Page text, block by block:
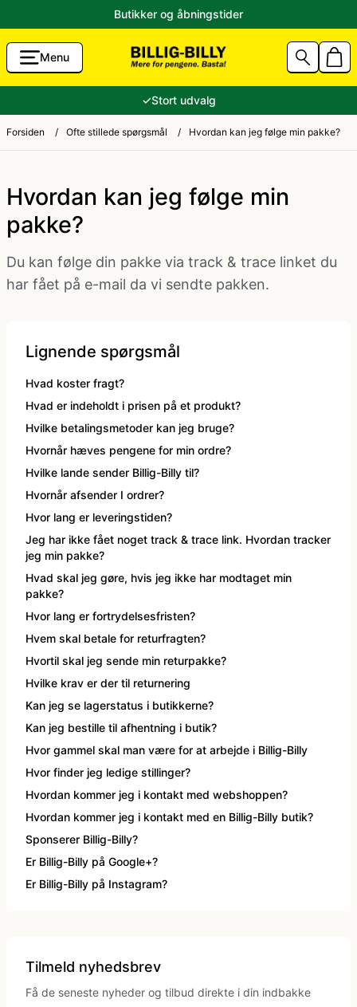
Butikker og åbningstider
Menu
✓Stort udvalg
Andre kostumer
Brandmand kostume
Cheerleader kostume
Dyrekostume
Farvede kontaktlinser
Gatsby tøj og Gangster kostume
Græsk gud kostume
Hatte og masker
Hawaii skjorte og kostumer
Hippie tøj
Klovne kostume
Kostume-tilbehør (andet)
Matros, kaptajn og pilot kostume
Nonne, præste, munke kostumer
Sidste skoledag kostume
Halloween 2026 - Halloween kostume og pynt
Konfirmation
Nytår
Påske
Sommer
- billige LED lyskæder
Forsiden / Ofte stillede spørgsmål / Hvordan kan jeg følge min pakke?
Hvordan kan jeg følge min
pakke?
Du kan følge din pakke via track & trace linket du
har fået på e-mail da vi sendte pakken.
Lignende spørgsmål
Hvad koster fragt?
Hvad er indeholdt i prisen på et produkt?
Hvilke betalingsmetoder kan jeg bruge?
Hvornår hæves pengene for min ordre?
Hvilke lande sender Billig-Billy til?
Hvornår afsender I ordrer?
Hvor lang er leveringstiden?
Jeg har ikke fået noget track & trace link. Hvordan tracker
jeg min pakke?
Hvad skal jeg gøre, hvis jeg ikke har modtaget min
pakke?
Hvor lang er fortrydelsesfristen?
Hvem skal betale for returfragten?
Hvortil skal jeg sende min returpakke?
Hvilke krav er der til returnering
Kan jeg se lagerstatus i butikkerne?
Kan jeg bestille til afhentning i butik?
Hvor gammel skal man være for at arbejde i Billig-Billy
Hvor finder jeg ledige stillinger?
Hvordan kommer jeg i kontakt med webshoppen?
Hvordan kommer jeg i kontakt med en Billig-Billy butik?
Sponserer Billig-Billy?
Er Billig-Billy på Google+?
Er Billig-Billy på Instagram?
Tilmeld nyhedsbrev
Få de seneste nyheder og tilbud direkte i din indbakke